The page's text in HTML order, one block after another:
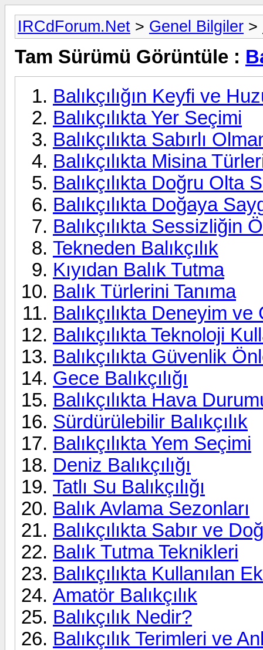
IRCdForum.Net > Genel Bilgiler >
Tam Sürümü Görüntüle :
Balıkçılığın Keyfi ve
Balıkçılıkta Yer Seçimi
Balıkçılıkta Sabırlı
Balıkçılıkta Misina
Balıkçılıkta Doğru Olta
Balıkçılıkta Doğaya
Balıkçılıkta Sessizliğin
Tekneden Balıkçılık
Kıyıdan Balık Tutma
Balık Türlerini Tanıma
Balıkçılıkta Deneyim ve
Balıkçılıkta Teknoloji
Balıkçılıkta Güvenlik
Gece Balıkçılığı
Balıkçılıkta Hava
Sürdürülebilir Balıkçılık
Balıkçılıkta Yem Seçimi
Deniz Balıkçılığı
Tatlı Su Balıkçılığı
Balık Avlama Sezonları
Balıkçılıkta Sabır ve
Balık Tutma Teknikleri
Balıkçılıkta Kullanılan
Amatör Balıkçılık
Balıkçılık Nedir?
Balıkçılık Terimleri ve